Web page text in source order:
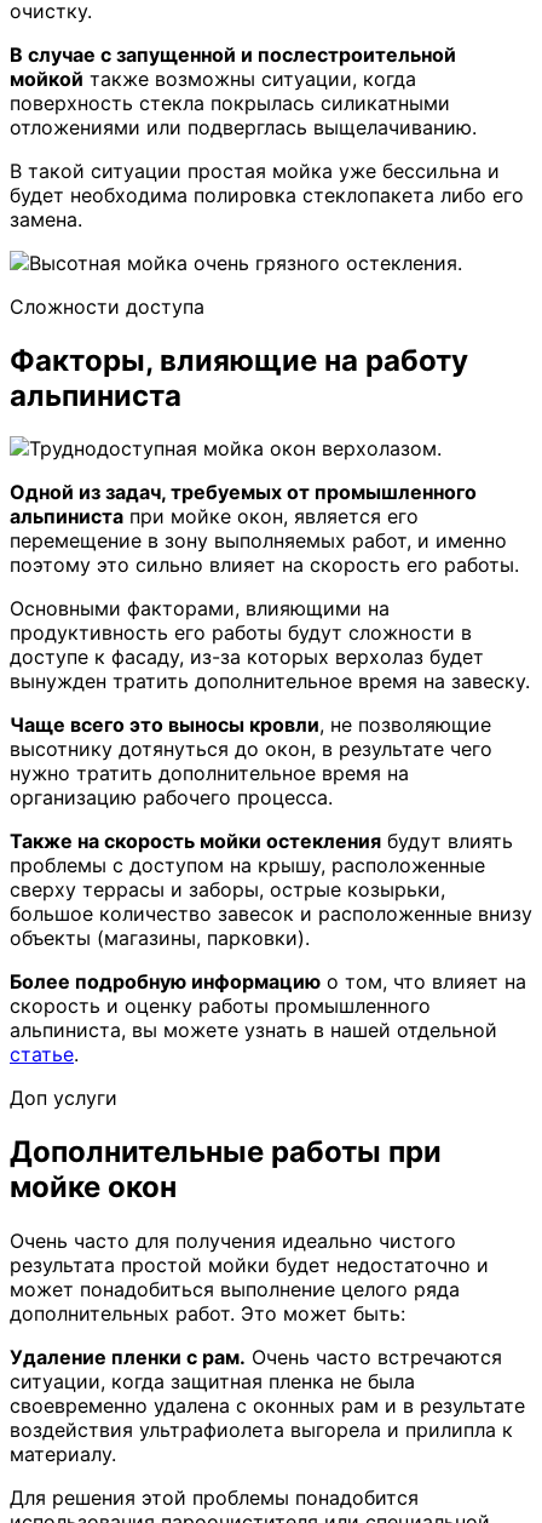
очистку.
В случае с запущенной и послестроительной
мойкой также возможны ситуации, когда
поверхность стекла покрылась силикатными
отложениями или подверглась выщелачиванию.
В такой ситуации простая мойка уже бессильна и
будет необходима полировка стеклопакета либо его
замена.
Сложности доступа
Факторы, влияющие на работу
альпиниста
Одной из задач, требуемых от промышленного
альпиниста при мойке окон, является его
перемещение в зону выполняемых работ, и именно
поэтому это сильно влияет на скорость его работы.
Основными факторами, влияющими на
продуктивность его работы будут сложности в
доступе к фасаду, из-за которых верхолаз будет
вынужден тратить дополнительное время на завеску.
Чаще всего это выносы кровли, не позволяющие
высотнику дотянуться до окон, в результате чего
нужно тратить дополнительное время на
организацию рабочего процесса.
Также на скорость мойки остекления будут влиять
проблемы с доступом на крышу, расположенные
сверху террасы и заборы, острые козырьки,
большое количество завесок и расположенные внизу
объекты (магазины, парковки).
Более подробную информацию о том, что влияет на
скорость и оценку работы промышленного
альпиниста, вы можете узнать в нашей отдельной
статье.
Доп услуги
Дополнительные работы при
мойке окон
Очень часто для получения идеально чистого
результата простой мойки будет недостаточно и
может понадобиться выполнение целого ряда
дополнительных работ. Это может быть:
Удаление пленки с рам. Очень часто встречаются
ситуации, когда защитная пленка не была
своевременно удалена с оконных рам и в результате
воздействия ультрафиолета выгорела и прилипла к
материалу.
Для решения этой проблемы понадобится